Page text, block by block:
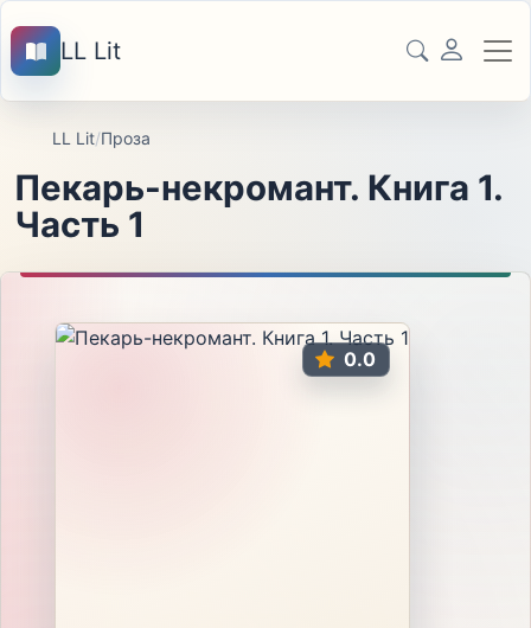
LL Lit
LL Lit/Проза
Пекарь-некромант. Книга 1.
Часть 1
0.0